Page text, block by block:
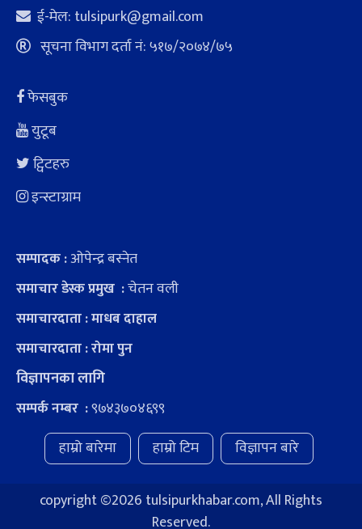
ई-मेल: tulsipurk@gmail.com
सूचना विभाग दर्ता नं: ५१७/२०७४/७५
फेसबुक
युटूब
ट्विटहरु
इन्स्टाग्राम
सम्पादक :ओपेन्द्र बस्नेत
समाचार डेस्क प्रमुख :चेतन वली
समाचारदाता : माधब दाहाल
समाचारदाता : रोमा पुन
विज्ञापनका लागि
सम्पर्क नम्बर :९७४३७०४६९९
हाम्रो बारेमा
हाम्रो टिम विज्ञापन बारे
copyright ©2026 tulsipurkhabar.com, All Rights
Reserved.